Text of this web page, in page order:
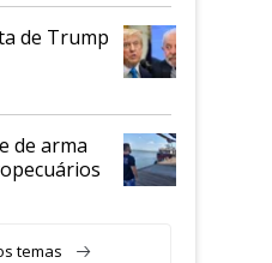
de Trump
de arma
temas